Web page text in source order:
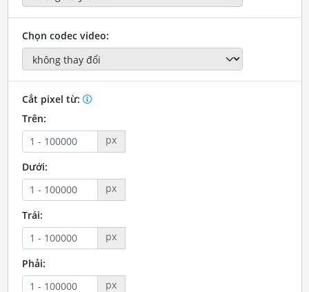
Chọn codec video:
Cắt pixel từ:
Trên:
px
Dưới:
px
Trái:
px
Phải:
px